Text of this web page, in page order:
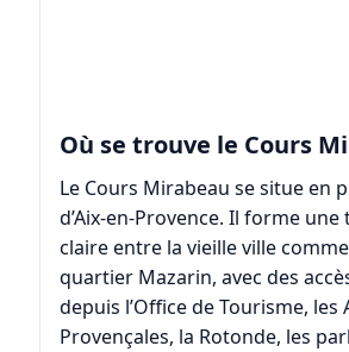
Où se trouve le Cours
Le Cours Mirabeau se situe en
d’Aix-en-Provence. Il forme
claire entre la vieille ville
quartier Mazarin, avec des
depuis l’Office de Tourisme, les
Provençales, la Rotonde, les